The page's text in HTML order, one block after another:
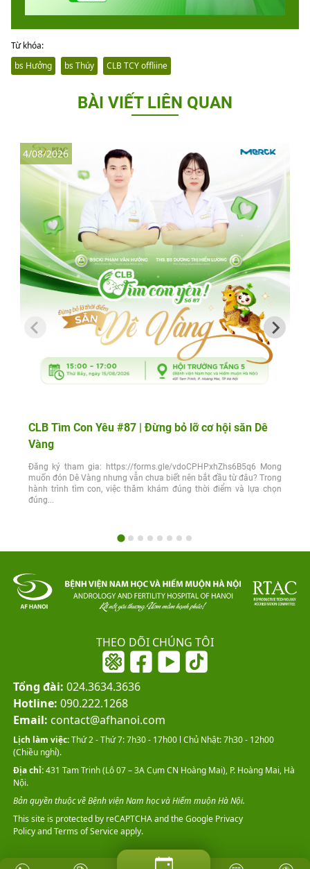
Từ khóa:
bs Hưởng
bs Thúy CLB TCY offliine
BÀI VIẾT LIÊN QUAN
CLB Tìm Con Yêu #87 | Đừng bỏ lỡ cơ hội săn Dê
Vàng
Đăng ký tham gia: https://forms.gle/vdoCPHPxhZhs6B5q6 Mong
muốn đón Dê Vàng nhưng vẫn chưa biết nên bắt đầu từ đâu? Trong
hành trình tìm con, việc thăm khám đúng thời điểm và lựa chọn
đúng...
4/08/2026
THEO DÕI CHÚNG TÔI
Tổng đài: 024.3634.3636
Hotline: 090.222.1268
Email: contact@afhanoi.com
This site is protected by reCAPTCHA and the GooglePrivacy
PolicyandTerms of Serviceapply.
Lịch làm việc:Thứ 2 - Thứ 7: 7h30 - 17h00 l Chủ Nhật: 7h30 - 12h00
(Chiều nghỉ).
Địa chỉ:431 Tam Trinh (Lô 07 – 3A Cụm CN Hoàng Mai), P. Hoàng Mai, Hà
Nội.
Bản quyền thuộc về Bệnh viện Nam học và Hiếm muộn Hà Nội.